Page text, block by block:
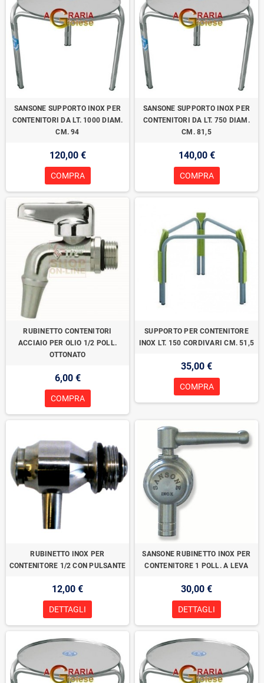
SANSONE SUPPORTO INOX PER
CONTENITORI DA LT. 1000 DIAM.
CM. 94
120,00 €
COMPRA
SANSONE SUPPORTO INOX PER
CONTENITORI DA LT. 750 DIAM.
CM. 81,5
140,00 €
COMPRA
RUBINETTO CONTENITORI
ACCIAIO PER OLIO 1/2 POLL.
OTTONATO
6,00 €
COMPRA
SUPPORTO PER CONTENITORE
INOX LT. 150 CORDIVARI CM. 51,5
35,00 €
COMPRA
RUBINETTO INOX PER
CONTENITORE 1/2 CON PULSANTE
12,00 €
DETTAGLI
SANSONE RUBINETTO INOX PER
CONTENITORE 1 POLL. A LEVA
30,00 €
DETTAGLI